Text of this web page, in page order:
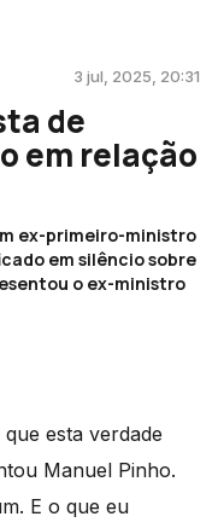
3 jul, 2025, 20:31
de
em relação
ex-primeiro-ministro
em silêncio sobre
o ex-ministro
esta verdade
Manuel Pinho.
E o que eu